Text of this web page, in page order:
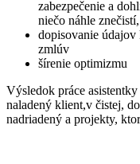
zabezpečenie a
niečo náhle
dopisovanie
zmlúv
šírenie optimizmu
Výsledok práce
naladený klient,v čistej,
nadriadený a projekty,